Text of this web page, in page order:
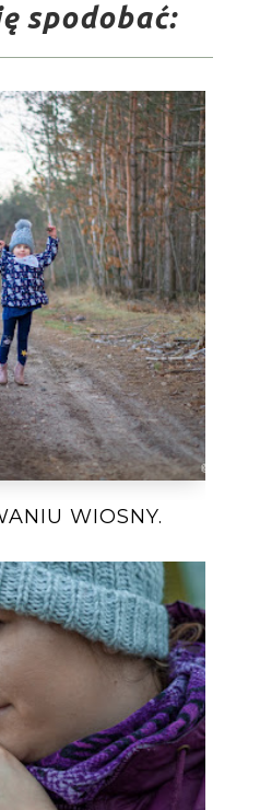
spodobać:
WIOSNY.